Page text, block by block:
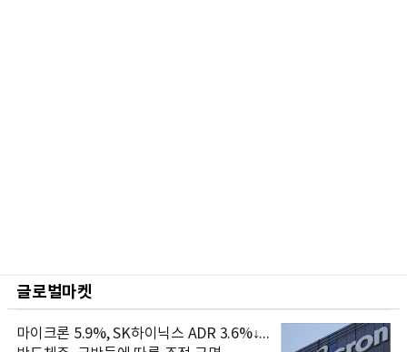
글로벌마켓
마이크론 5.9%, SK하이닉스 ADR 3.6%↓...